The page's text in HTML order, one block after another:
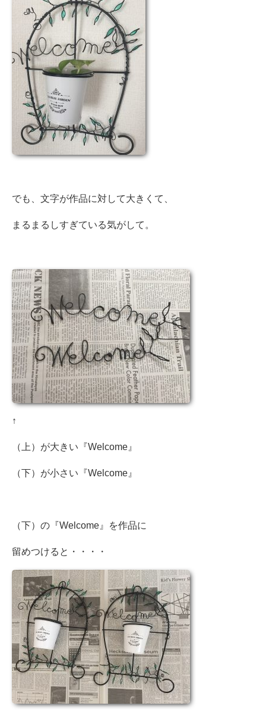
でも、文字が作品に対して大きくて、
まるまるしすぎている気がして。
↑
（上）が大きい『Welcome』
（下）が小さい『Welcome』
（下）の『Welcome』を作品に
留めつけると・・・・